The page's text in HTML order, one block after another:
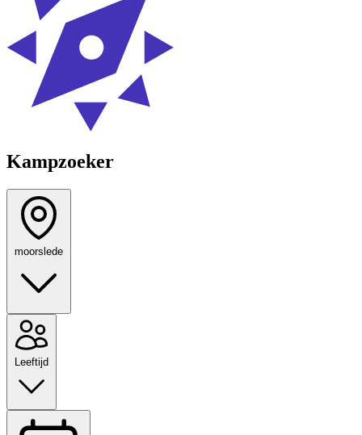
Kampzoeker
moorslede
Leeftijd